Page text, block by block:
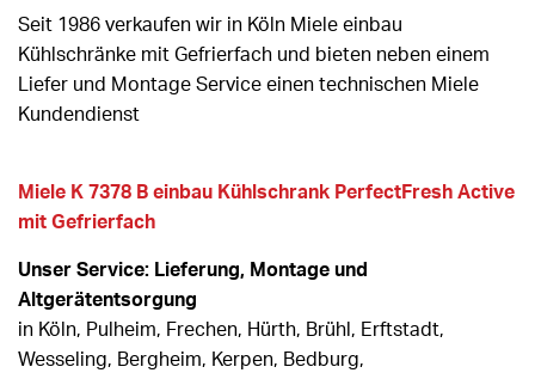
Seit 1986 verkaufen wir in Köln Miele einbau
Kühlschränke mit Gefrierfach und bieten neben einem
Liefer und Montage Service einen technischen Miele
Kundendienst
Miele K 7378 B einbau Kühlschrank PerfectFresh Active
mit Gefrierfach
Unser Service: Lieferung, Montage und
Altgerätentsorgung
in Köln, Pulheim, Frechen, Hürth, Brühl, Erftstadt,
Wesseling, Bergheim, Kerpen, Bedburg,